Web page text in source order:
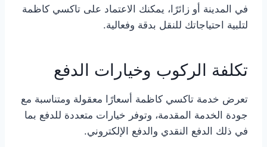
في المدينة أو زائرًا، يمكنك الاعتماد على تاكسي كاظمة
لتلبية احتياجاتك للنقل بدقة وفعالية.
تكلفة الركوب وخيارات الدفع
تعرض خدمة تاكسي كاظمة أسعارًا معقولة ومتناسبة مع
جودة الخدمة المقدمة، وتوفر خيارات متعددة للدفع بما
في ذلك الدفع النقدي والدفع الإلكتروني.